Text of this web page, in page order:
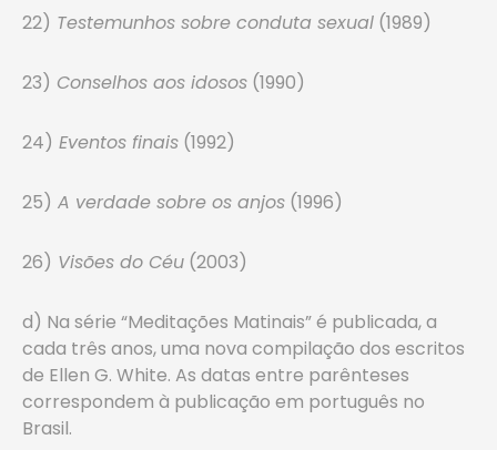
22) Testemunhos sobre conduta sexual (1989)
23) Conselhos aos idosos (1990)
24) Eventos finais (1992)
25) A verdade sobre os anjos (1996)
26) Visões do Céu (2003)
d) Na série “Meditações Matinais” é publicada, a
cada três anos, uma nova compilação dos escritos
de Ellen G. White. As datas entre parênteses
correspondem à publicação em português no
Brasil.